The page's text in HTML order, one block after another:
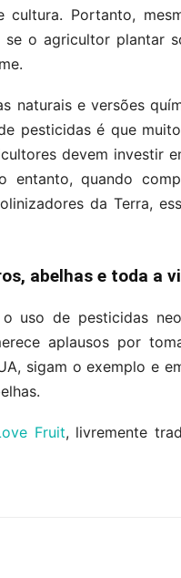
cultura. Portanto,
o agricultor plantar
naturais e versões
pesticidas é que
devem investir
quando
da Terra,
abelhas e toda a
uso de pesticidas
aplausos por
sigam o exemplo e
Fruit, livremente